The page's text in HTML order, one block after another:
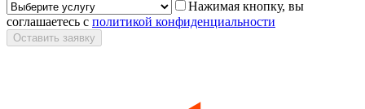
Нажимая кнопку, вы
соглашаетесь с политикой конфиденциальности
Оставить заявку